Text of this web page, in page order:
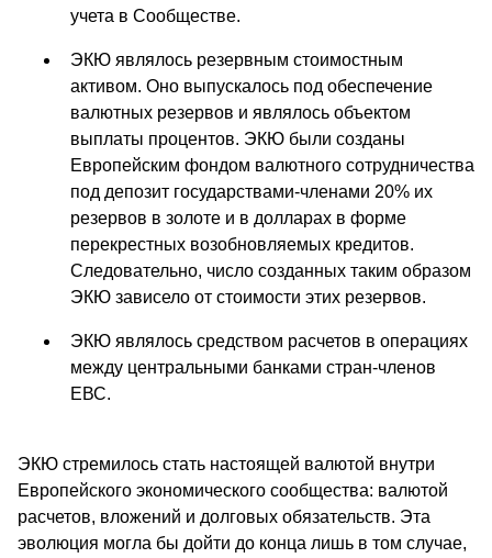
учета в Сообществе.
ЭКЮ являлось резервным стоимостным
активом. Оно выпускалось под обеспечение
валютных резервов и являлось объектом
выплаты процентов. ЭКЮ были созданы
Европейским фондом валютного сотрудничества
под депозит государствами-членами 20% их
резервов в золоте и в долларах в форме
перекрестных возобновляемых кредитов.
Следовательно, число созданных таким образом
ЭКЮ зависело от стоимости этих резервов.
ЭКЮ являлось средством расчетов в операциях
между центральными банками стран-членов
ЕВС.
ЭКЮ стремилось стать настоящей валютой внутри
Европейского экономического сообщества: валютой
расчетов, вложений и долговых обязательств. Эта
эволюция могла бы дойти до конца лишь в том случае,